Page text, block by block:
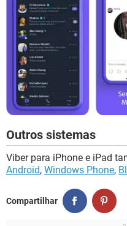
Outros sistemas
Viber para iPhone e iPad
Android, Windows Phone,
Compartilhar